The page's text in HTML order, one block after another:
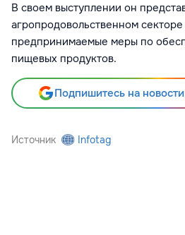
В своем выступлении он
агропродовольственном
предпринимаемые меры по
пищевых продуктов.
Подпишитесь на
Источник Infotag